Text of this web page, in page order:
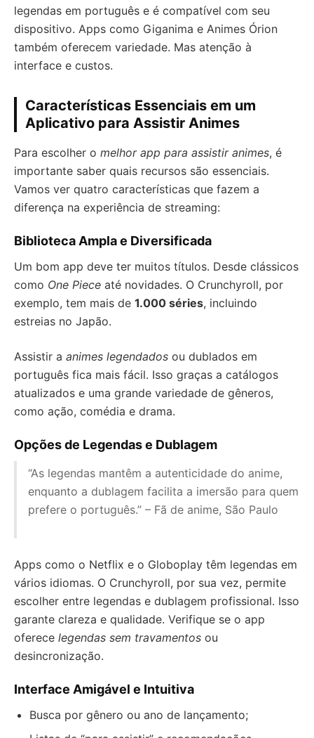
legendas em português e é compatível com seu
dispositivo. Apps como Giganima e Animes Órion
também oferecem variedade. Mas atenção à
interface e custos.
Características Essenciais em um
Aplicativo para Assistir Animes
Para escolher o melhor app para assistir animes, é
importante saber quais recursos são essenciais.
Vamos ver quatro características que fazem a
diferença na experiência de streaming:
Biblioteca Ampla e Diversificada
Um bom app deve ter muitos títulos. Desde clássicos
como One Piece até novidades. O Crunchyroll, por
exemplo, tem mais de 1.000 séries, incluindo
estreias no Japão.
Assistir a animes legendados ou dublados em
português fica mais fácil. Isso graças a catálogos
atualizados e uma grande variedade de gêneros,
como ação, comédia e drama.
Opções de Legendas e Dublagem
“As legendas mantêm a autenticidade do anime,
enquanto a dublagem facilita a imersão para quem
prefere o português.” – Fã de anime, São Paulo
Apps como o Netflix e o Globoplay têm legendas em
vários idiomas. O Crunchyroll, por sua vez, permite
escolher entre legendas e dublagem profissional. Isso
garante clareza e qualidade. Verifique se o app
oferece legendas sem travamentos ou
desincronização.
Interface Amigável e Intuitiva
Busca por gênero ou ano de lançamento;